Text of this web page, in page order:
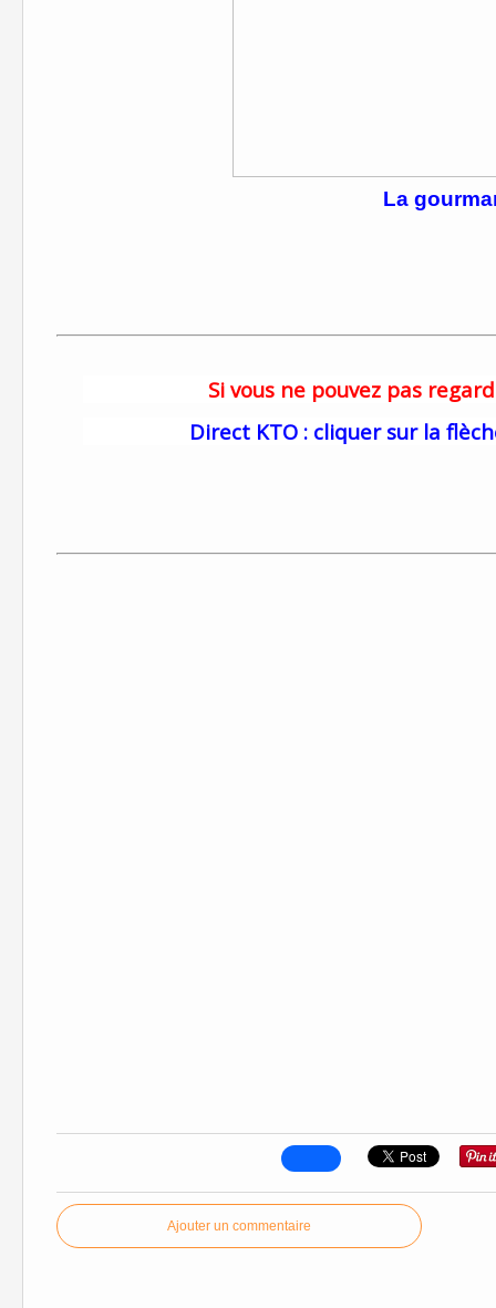
La
Si vous ne pouvez pas
Direct KTO : cliquer sur la
Ajouter un commentaire